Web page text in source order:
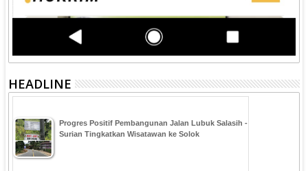
HEADLINE
Progres Positif Pembangunan Jalan Lubuk Salasih -
Surian Tingkatkan Wisatawan ke Solok